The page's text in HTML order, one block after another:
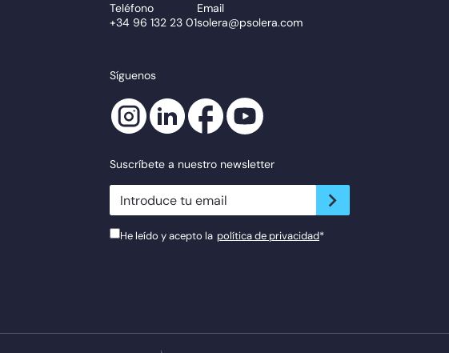
Teléfono
+34 96 132 23 01
Email
solera@psolera.com
Síguenos
Suscríbete a nuestro newsletter
newsletter.suscribe
He leído y acepto la política de privacidad*